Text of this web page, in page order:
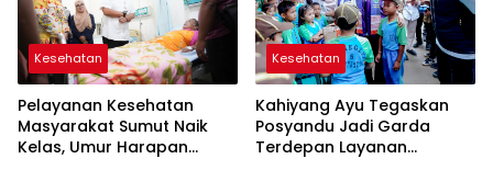
Kesehatan
Pelayanan Kesehatan
Masyarakat Sumut Naik
Kelas, Umur Harapan
Kesehatan
Kahiyang Ayu Tegaskan
Posyandu Jadi Garda
Terdepan Layanan